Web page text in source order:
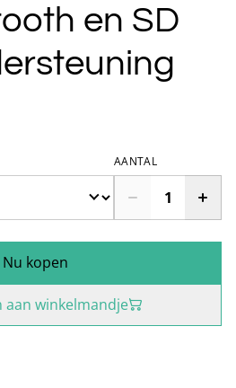
en SD
AANTAL
Nu kopen
aan winkelmandje